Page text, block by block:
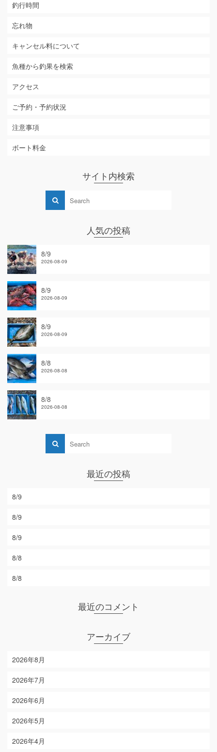
釣行時間
忘れ物
キャンセル料について
魚種から釣果を検索
アクセス
ご予約・予約状況
注意事項
ボート料金
サイト内検索
人気の投稿
8/9
2026-08-09
8/9
2026-08-09
8/9
2026-08-09
8/8
2026-08-08
8/8
2026-08-08
最近の投稿
8/9
8/9
8/9
8/8
8/8
最近のコメント
アーカイブ
2026年8月
2026年7月
2026年6月
2026年5月
2026年4月